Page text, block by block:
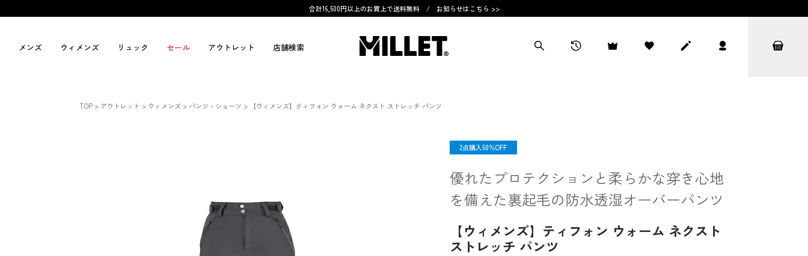
合計16,500円以上のお買上で送料無料 / お知らせはこちら >>
メンズ ウィメンズ リュック セール アウトレット 店舗検索
TOP アウトレット ウィメンズ パンツ・ショーツ 【ウィメンズ】ティフォン ウォーム ネクスト ストレッチ パンツ
優れたプロテクションと柔らかな穿き心地
を備えた裏起毛の防水透湿オーバーパンツ
【ウィメンズ】ティフォン ウォーム ネクスト
ストレッチ パンツ
OUTLET
2点購入50％OFF